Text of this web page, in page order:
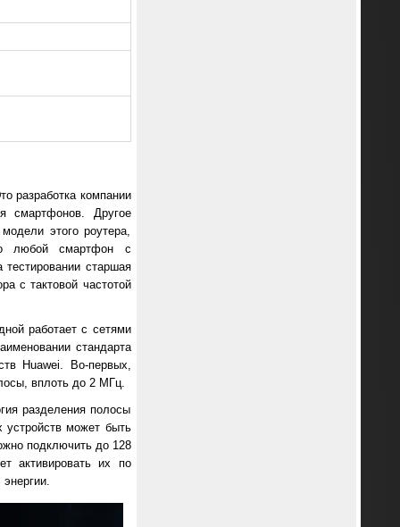
разработка компании
смартфонов. Другое
этого роутера,
любой смартфон с
старшая
с тактовой частотой
работает с сетями
стандарта
Huawei. Во-первых,
вплоть до 2 МГц.
разделения полосы
устройств может быть
подключить до 128
активировать их по